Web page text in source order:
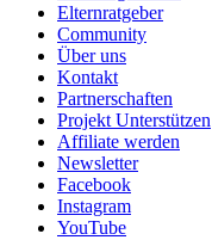
Elternratgeber
Community
Über uns
Kontakt
Partnerschaften
Projekt Unterstützen
Affiliate werden
Newsletter
Facebook
Instagram
YouTube